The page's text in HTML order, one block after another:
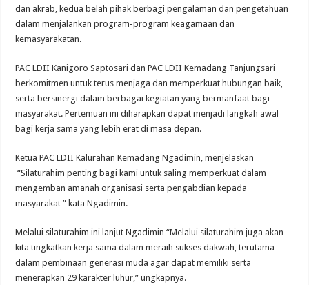
dan akrab, kedua belah pihak berbagi pengalaman dan pengetahuan
dalam menjalankan program-program keagamaan dan
kemasyarakatan.
PAC LDII Kanigoro Saptosari dan PAC LDII Kemadang Tanjungsari
berkomitmen untuk terus menjaga dan memperkuat hubungan baik,
serta bersinergi dalam berbagai kegiatan yang bermanfaat bagi
masyarakat. Pertemuan ini diharapkan dapat menjadi langkah awal
bagi kerja sama yang lebih erat di masa depan.
Ketua PAC LDII Kalurahan Kemadang Ngadimin, menjelaskan
“Silaturahim penting bagi kami untuk saling memperkuat dalam
mengemban amanah organisasi serta pengabdian kepada
masyarakat ” kata Ngadimin.
Melalui silaturahim ini lanjut Ngadimin “Melalui silaturahim juga akan
kita tingkatkan kerja sama dalam meraih sukses dakwah, terutama
dalam pembinaan generasi muda agar dapat memiliki serta
menerapkan 29 karakter luhur,” ungkapnya.